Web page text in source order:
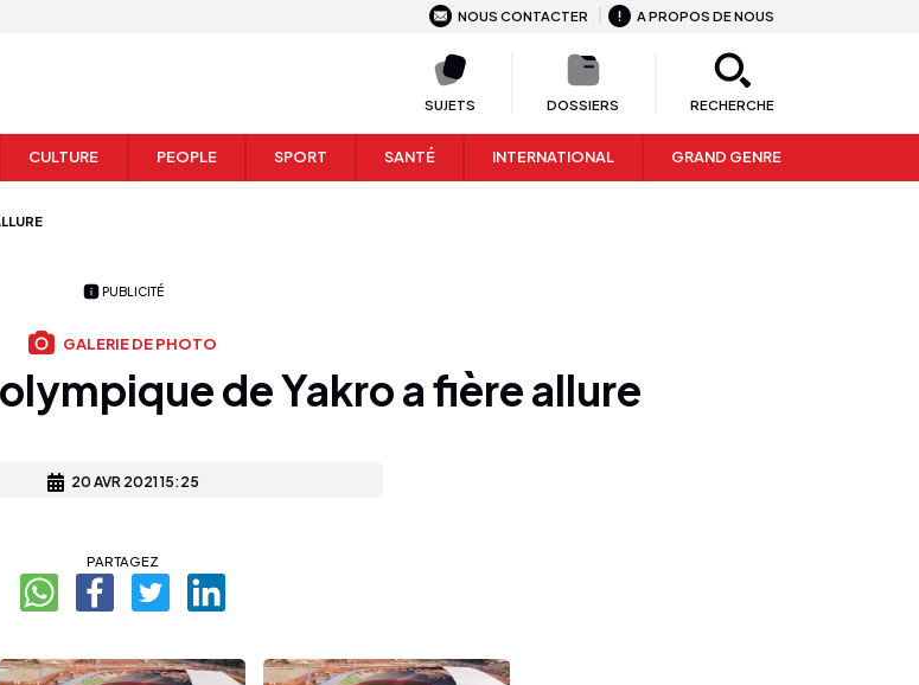
NOUS CONTACTER A PROPOS DE NOUS
SUJETS DOSSIERS RECHERCHE
CULTURE PEOPLE SPORT SANTÉ INTERNATIONAL GRAND GENRE
PUBLICITÉ
GALERIE DE PHOTO
de Yakro a fière allure
20 AVR 2021 15:25
PARTAGEZ